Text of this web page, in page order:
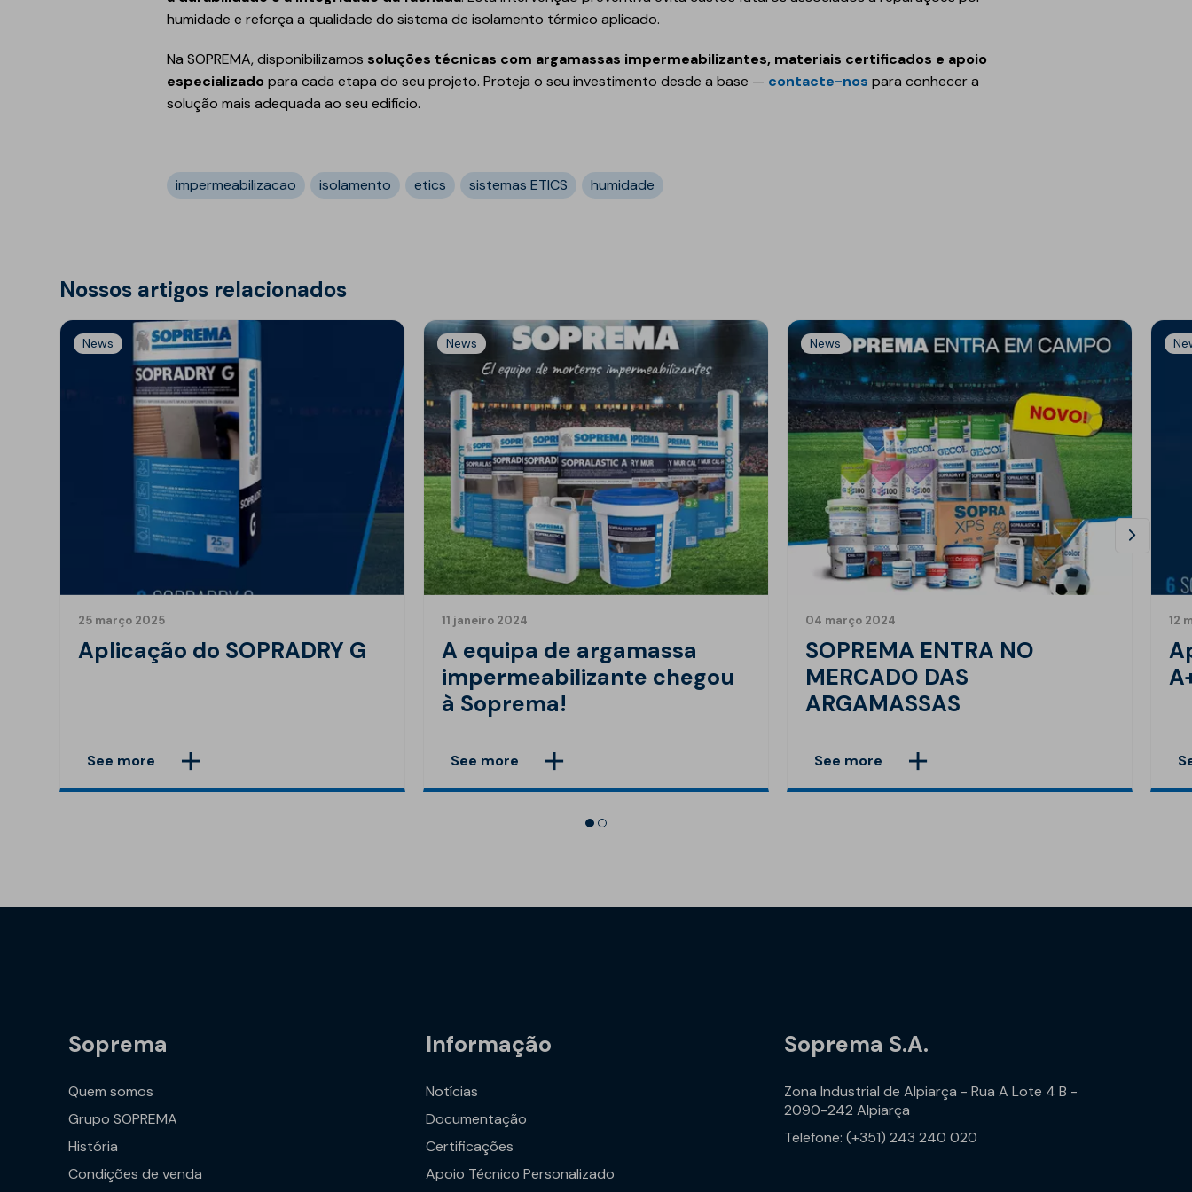
humidade e reforça a qualidade do sistema de isolamento térmico aplicado.
Na SOPREMA, disponibilizamos soluções técnicas com argamassas impermeabilizantes, materiais certificados e apoio
especializado para cada etapa do seu projeto. Proteja o seu investimento desde a base — contacte-nos para conhecer a
solução mais adequada ao seu edifício.
impermeabilizacao isolamento etics sistemas ETICS humidade
Nossos artigos relacionados
News
25 março 2025
Aplicação do SOPRADRY G
See more
News
11 janeiro 2024
A equipa de argamassa
impermeabilizante chegou
à Soprema!
See more
News
04 março 2024
SOPREMA ENTRA NO
MERCADO DAS
ARGAMASSAS
See more
12
Soprema
Quem somos
Grupo SOPREMA
História
Condições de venda
Informação
Notícias
Documentação
Certificações
Apoio Técnico Personalizado
Soprema S.A.
Zona Industrial de Alpiarça - Rua A Lote 4 B -
2090-242 Alpiarça
Telefone: (+351) 243 240 020